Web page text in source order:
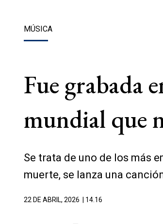
MÚSICA
Fue grabada
mundial que
Se trata de uno de los más
muerte, se lanza una
22 DE ABRIL, 2026 | 14.16